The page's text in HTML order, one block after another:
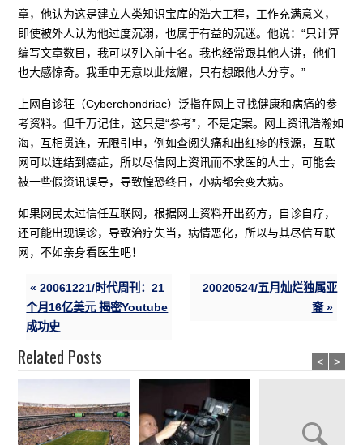
章，他认为这是建立人类知识宝库的浩大工程，工作充满意义，
即使被外人认为他过度沉溺，也属于有益的沉迷。他说：“只计算
编写文章数目，我可以列入前十名。我也经常跟其他人讲，他们
也大感惊奇。我重申无意以此炫耀，只有想跟他人分享。”
上网自诊狂（Cyberchondriac）泛指在网上寻找健康和病痛的参
考资料。但千万记住，这只是“参考”，不是定案。网上资讯浩瀚如
海，互相贯连，无限引申，例如查阅头痛和出红疹的根源，互联
网可以连结到癌症，所以尽信网上资讯而不求医的人士，可能会
被一些假资讯误导，导致惶恐终日，小病都会变大病。
如果网民太过信任互联网，根据网上资料开出药方，自诊自疗，
还可能出现误诊，导致治疗失当，病情恶化，所以与其尽信互联
网，不如亲身看医生吧！
« 20061221/时代周刊：21
个月16亿美元 揭密Youtube
成功史
20020524/五月灿烂独属亚
裔 »
Related Posts < >